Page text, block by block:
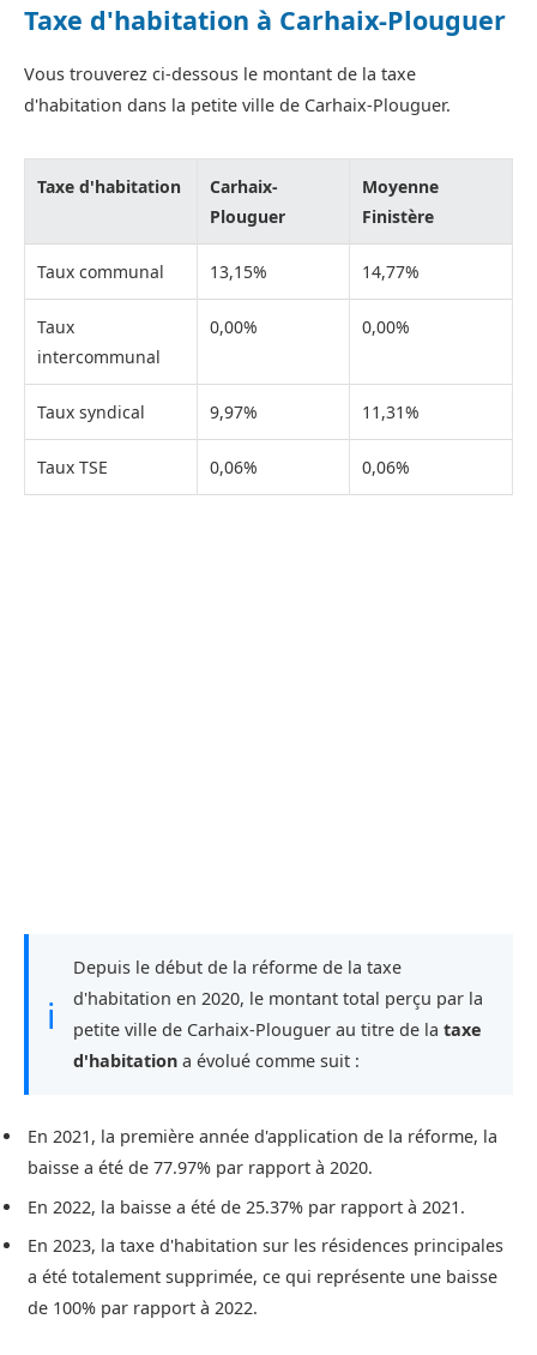
Taxe d'habitation à Carhaix-Plouguer
Vous trouverez ci-dessous le montant de la taxe
d'habitation dans la petite ville de Carhaix-Plouguer.
Taxe d'habitation
Carhaix-
Plouguer
Moyenne
Finistère
Taux communal 13,15% 14,77%
Taux
intercommunal
0,00% 0,00%
Taux syndical 9,97% 11,31%
Taux TSE 0,06% 0,06%
ℹ
Depuis le début de la réforme de la taxe
d'habitation en 2020, le montant total perçu par la
petite ville de Carhaix-Plouguer au titre de la taxe
d'habitation a évolué comme suit :
En 2021, la première année d'application de la réforme, la
baisse a été de 77.97% par rapport à 2020.
En 2022, la baisse a été de 25.37% par rapport à 2021.
En 2023, la taxe d'habitation sur les résidences principales
a été totalement supprimée, ce qui représente une baisse
de 100% par rapport à 2022.